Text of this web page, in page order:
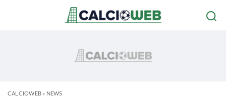
CALCIOWEB» NEWS